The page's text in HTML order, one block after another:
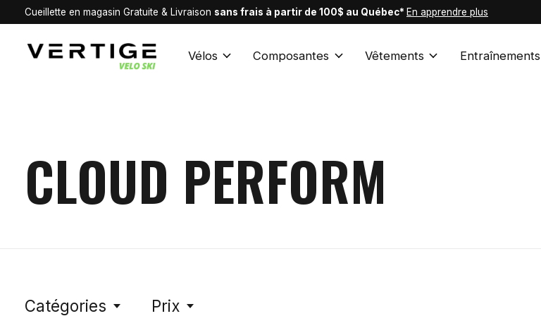
Cueillette en magasin Gratuite & Livraison sans frais à partir de 100$ au Québec* En apprendre plus
Vélos Composantes Vêtements Entraînements
CLOUD PERFORM
Catégories Prix